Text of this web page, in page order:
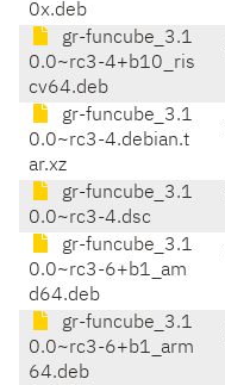
0x.deb
gr-funcube_3.1
0.0~rc3-4+b10_ris
cv64.deb
gr-funcube_3.1
0.0~rc3-4.debian.t
ar.xz
gr-funcube_3.1
0.0~rc3-4.dsc
gr-funcube_3.1
0.0~rc3-6+b1_am
d64.deb
gr-funcube_3.1
0.0~rc3-6+b1_arm
64.deb